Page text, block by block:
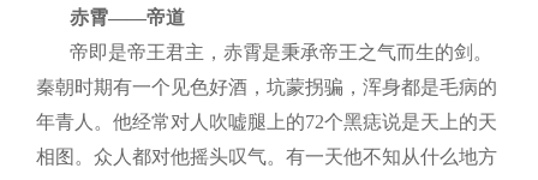
赤霄——帝道
帝即是帝王君主，赤霄是秉承帝王之气而生的剑。
秦朝时期有一个见色好酒，坑蒙拐骗，浑身都是毛病的
年青人。他经常对人吹嘘腿上的72个黑痣说是天上的天
相图。众人都对他摇头叹气。有一天他不知从什么地方